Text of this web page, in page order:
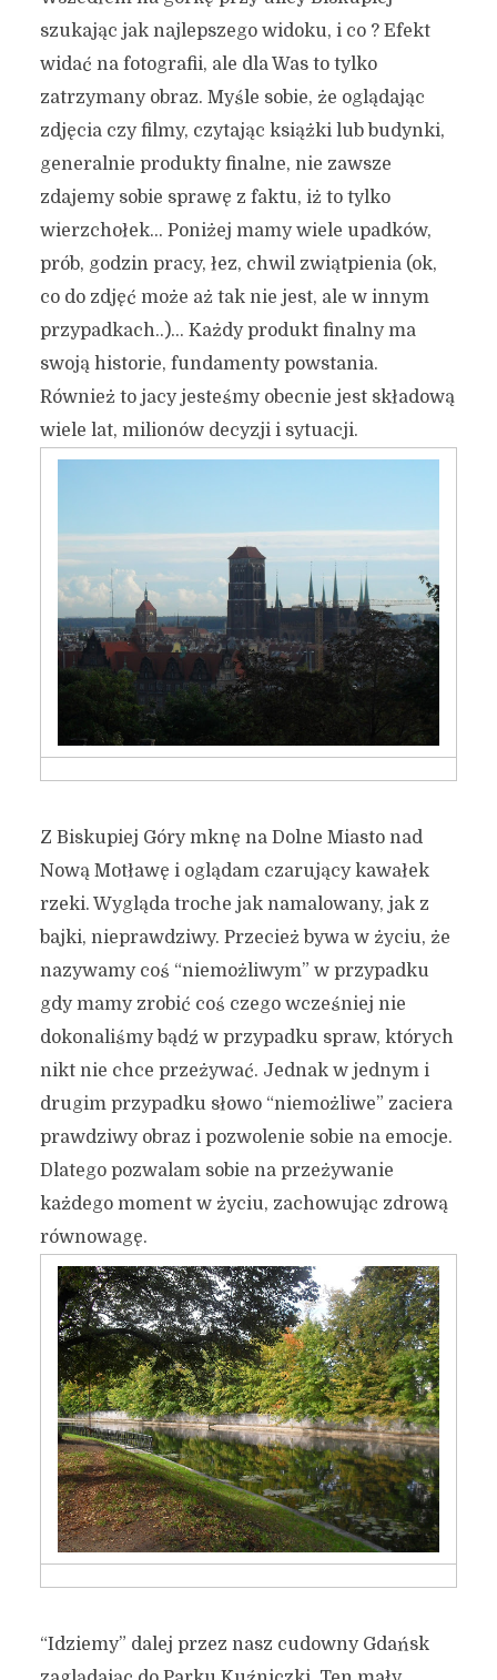
szukając jak najlepszego widoku, i co ? Efekt
widać na fotografii, ale dla Was to tylko
zatrzymany obraz. Myśle sobie, że oglądając
zdjęcia czy filmy, czytając książki lub budynki,
generalnie produkty finalne, nie zawsze
zdajemy sobie sprawę z faktu, iż to tylko
wierzchołek… Poniżej mamy wiele upadków,
prób, godzin pracy, łez, chwil zwiątpienia (ok,
co do zdjęć może aż tak nie jest, ale w innym
przypadkach..)… Każdy produkt finalny ma
swoją historie, fundamenty powstania.
Również to jacy jesteśmy obecnie jest składową
wiele lat, milionów decyzji i sytuacji.
Z Biskupiej Góry mknę na Dolne Miasto nad
Nową Motławę i oglądam czarujący kawałek
rzeki. Wygląda troche jak namalowany, jak z
bajki, nieprawdziwy. Przecież bywa w życiu, że
nazywamy coś “niemożliwym” w przypadku
gdy mamy zrobić coś czego wcześniej nie
dokonaliśmy bądź w przypadku spraw, których
nikt nie chce przeżywać. Jednak w jednym i
drugim przypadku słowo “niemożliwe” zaciera
prawdziwy obraz i pozwolenie sobie na emocje.
Dlatego pozwalam sobie na przeżywanie
każdego moment w życiu, zachowując zdrową
równowagę.
“Idziemy” dalej przez nasz cudowny Gdańsk